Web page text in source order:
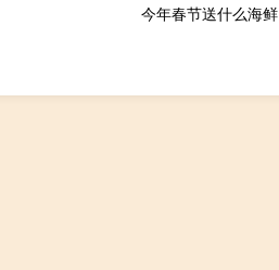
今年春节送什么海鲜